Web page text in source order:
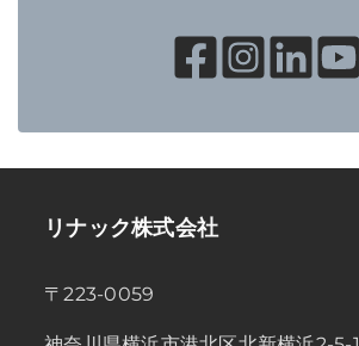
リナック株式会社
〒223-0059